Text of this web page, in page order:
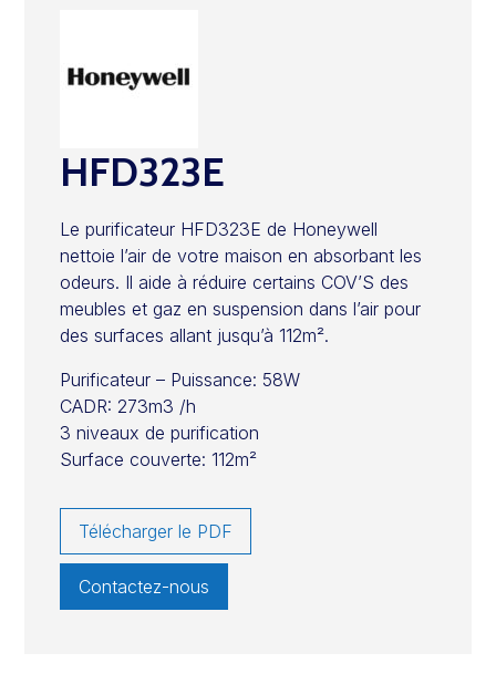
HFD323E
Le purificateur HFD323E de Honeywell
nettoie l’air de votre maison en absorbant les
odeurs. Il aide à réduire certains COV’S des
meubles et gaz en suspension dans l’air pour
des surfaces allant jusqu’à 112m².
Purificateur – Puissance: 58W
CADR: 273m3 /h
3 niveaux de purification
Surface couverte: 112m²
Télécharger le PDF
Contactez-nous